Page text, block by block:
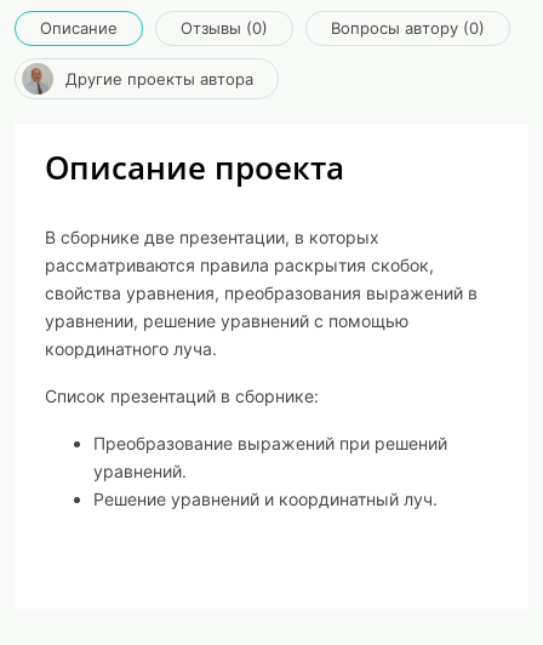
Описание Отзывы (0) Вопросы автору (0)
Другие проекты автора
Описание проекта
В сборнике две презентации, в которых
рассматриваются правила раскрытия скобок,
свойства уравнения, преобразования выражений в
уравнении, решение уравнений с помощью
координатного луча.
Список презентаций в сборнике:
Преобразование выражений при решений
уравнений.
Решение уравнений и координатный луч.